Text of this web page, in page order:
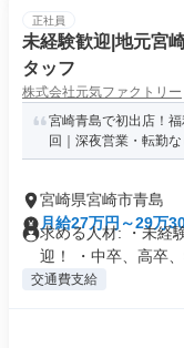
正社員
未経験歓迎|地元宮
タッフ
株式会社元気ファクトリー
宮崎青島で初出店！
回｜深夜営業・転勤な
宮崎県宮崎市青島
月給27万円～29万
求める人材: ・未経
迎！ ・中卒、高卒、
交通費支給